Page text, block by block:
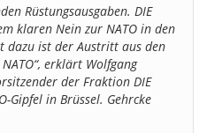
Rüstungsausgaben. DIE
klaren Nein zur NATO in den
dazu ist der Austritt aus den
erklärt Wolfgang
der Fraktion DIE
Gipfel in Brüssel. Gehrcke